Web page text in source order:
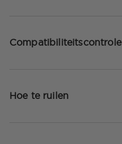
Compatibiliteitscontrole
Hoe te ruilen